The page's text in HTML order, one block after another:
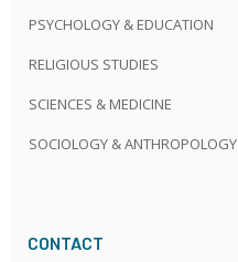
PSYCHOLOGY & EDUCATION
RELIGIOUS STUDIES
SCIENCES & MEDICINE
SOCIOLOGY & ANTHROPOLOGY
CONTACT